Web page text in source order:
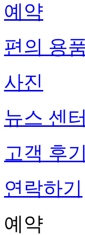
예약
편의 용
사진
뉴스 센터
고객 후기
연락하기
예약